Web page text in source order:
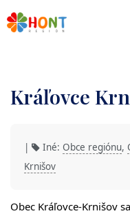
Kráľovce
| Iné: Obce regiónu,
Krnišov
Obec Kráľovce-Krnišov